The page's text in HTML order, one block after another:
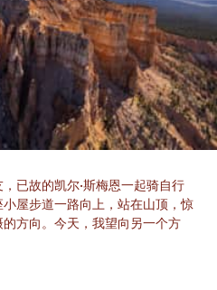
已故的凯尔·斯梅恩一起骑自行
屋步道一路向上，站在山顶，惊
方向。今天，我望向另一个方